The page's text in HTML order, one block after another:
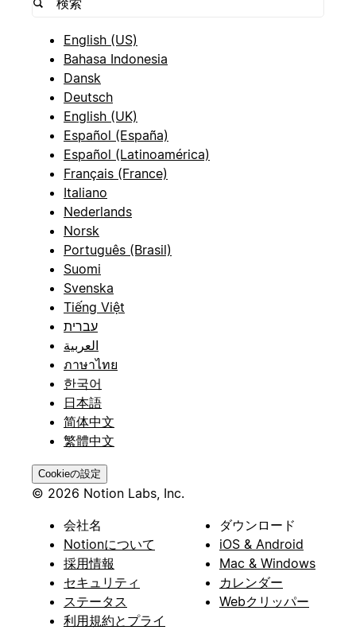
English (US)
Bahasa Indonesia
Dansk
Deutsch
English (UK)
Español (España)
Español (Latinoamérica)
Français (France)
Italiano
Nederlands
Norsk
Português (Brasil)
Suomi
Svenska
Tiếng Việt
עברית
العربية
ภาษาไทย
한국어
日本語
简体中文
繁體中文
Cookieの設定
© 2026 Notion Labs, Inc.
会社名
Notionについて
採用情報
セキュリティ
ステータス
利用規約とプライ
ダウンロード
iOS & Android
Mac & Windows
カレンダー
Webクリッパー